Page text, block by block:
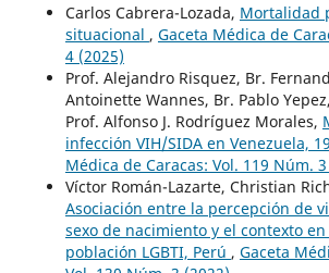
Carlos Cabrera-Lozada, Mortalidad
situacional , Gaceta Médica de
4 (2025)
Prof. Alejandro Risquez, Br.
Antoinette Wannes, Br. Pablo
Prof. Alfonso J. Rodríguez Morales,
infección VIH/SIDA en Venezuela,
Médica de Caracas: Vol. 119 Núm.
Víctor Román-Lazarte, Christian
Asociación entre la percepción de
sexo de nacimiento y el contexto
población LGBTI, Perú , Gaceta